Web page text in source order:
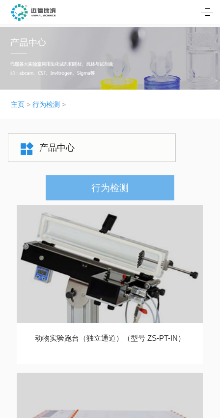
主页 >行为检测 >
产品中心
行为检测
动物实验跑台（独立通道）（型号 ZS-PT-IN）